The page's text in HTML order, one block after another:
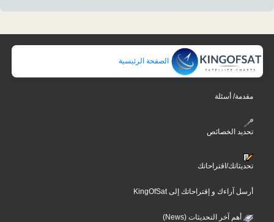
الصفحة الرئيسية
مقدمة/ أسئلة
تحديد الخصائص
تحديثاتك/اقتراحاتك
أرسل آراءك و إقتراحاتك إلى KingOfSat
أهم آخر التحديثات (News)